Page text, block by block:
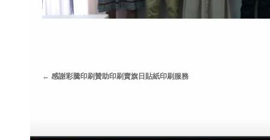
← 感謝彩騰印刷贊助印刷賣旗日貼紙印刷服務